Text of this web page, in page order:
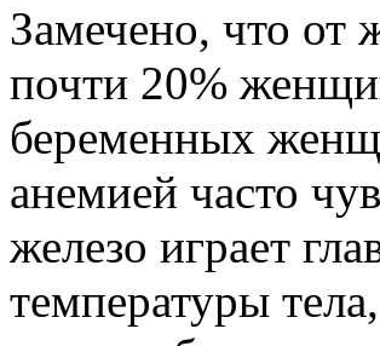
Замечено, что от
почти 20%
беременных
анемией часто
железо играет
температуры